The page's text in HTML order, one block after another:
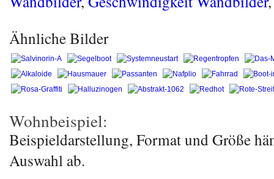
Ähnliche Bilder
Wohnbeispiel:
Beispieldarstellung, Format und Größe
Auswahl ab.